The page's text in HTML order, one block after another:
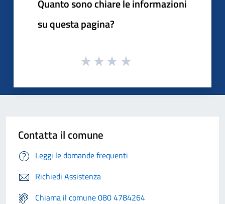
Quanto sono chiare le informazioni
su questa pagina?
Contatta il comune
Leggi le domande frequenti
Richiedi Assistenza
Chiama il comune 080 4784264